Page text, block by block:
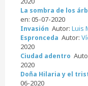
La sombra de los
en: 05-07-2020
Invasión Autor: Luis
Espronceda Autor:
2020
Ciudad adentro
2020
Doña Hilaria y el
06-2020